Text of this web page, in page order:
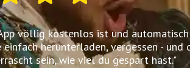
völlig kostenlos ist und
einfach herunterladen, vergessen - und
sein, wie viel du gespart hast."